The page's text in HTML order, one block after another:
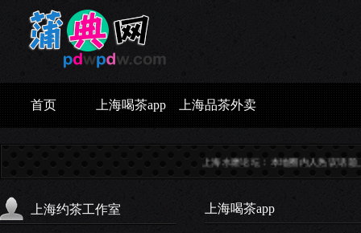
首页 上海喝茶app 上海品茶外卖
上海水磨论坛：本地圈内人热议话题_61... 上海
上海约茶工作室 上海喝茶app